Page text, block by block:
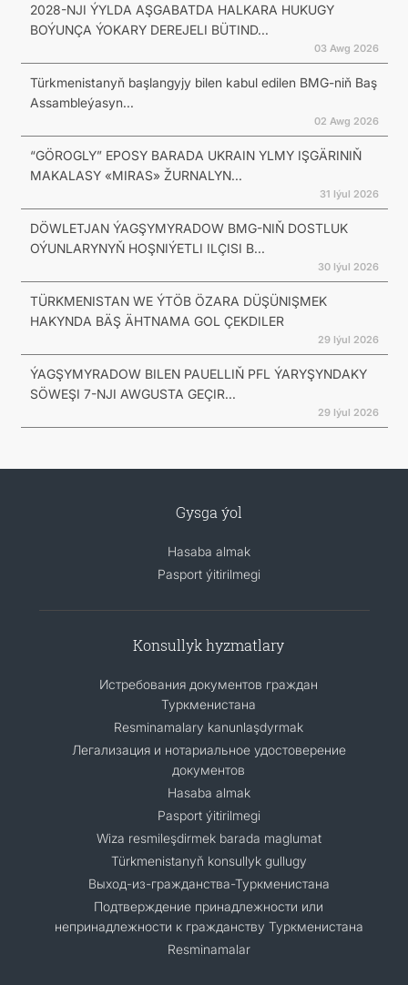
2028-NJI ÝYLDA AŞGABATDA HALKARA HUKUGY
BOÝUNÇA ÝOKARY DEREJELI BÜTIND...
03 Awg 2026
Türkmenistanyň başlangyjy bilen kabul edilen BMG-niň Baş
Assambleýasyn...
02 Awg 2026
“GÖROGLY” EPOSY BARADA UKRAIN YLMY IŞGÄRINIŇ
MAKALASY «MIRAS» ŽURNALYN...
31 Iýul 2026
DÖWLETJAN ÝAGŞYMYRADOW BMG-NIŇ DOSTLUK
OÝUNLARYNYŇ HOŞNIÝETLI ILÇISI B...
30 Iýul 2026
TÜRKMENISTAN WE ÝTÖB ÖZARA DÜŞÜNIŞMEK
HAKYNDA BÄŞ ÄHTNAMA GOL ÇEKDILER
29 Iýul 2026
ÝAGŞYMYRADOW BILEN PAUELLIŇ PFL ÝARYŞYNDAKY
SÖWEŞI 7-NJI AWGUSTA GEÇIR...
29 Iýul 2026
Gysga ýol
Hasaba almak
Pasport ýitirilmegi
Konsullyk hyzmatlary
Истребования документов граждан
Туркменистана
Resminamalary kanunlaşdyrmak
Легализация и нотариальное удостоверение
документов
Hasaba almak
Pasport ýitirilmegi
Wiza resmileşdirmek barada maglumat
Türkmenistanyň konsullyk gullugy
Выход-из-гражданства-Туркменистана
Подтверждение принадлежности или
непринадлежности к гражданству Туркменистана
Resminamalar